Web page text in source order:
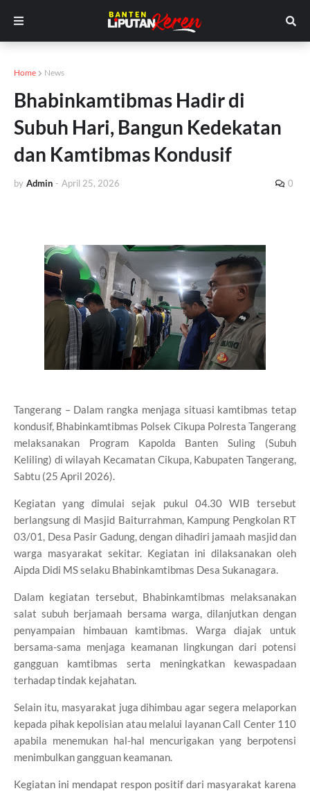
Home News
Bhabinkamtibmas Hadir di
Subuh Hari, Bangun Kedekatan
dan Kamtibmas Kondusif
by Admin - April 25, 2026 0
Tangerang – Dalam rangka menjaga situasi kamtibmas tetap
kondusif, Bhabinkamtibmas Polsek Cikupa Polresta Tangerang
melaksanakan Program Kapolda Banten Suling (Subuh
Keliling) di wilayah Kecamatan Cikupa, Kabupaten Tangerang,
Sabtu (25 April 2026).
Kegiatan yang dimulai sejak pukul 04.30 WIB tersebut
berlangsung di Masjid Baiturrahman, Kampung Pengkolan RT
03/01, Desa Pasir Gadung, dengan dihadiri jamaah masjid dan
warga masyarakat sekitar. Kegiatan ini dilaksanakan oleh
Aipda Didi MS selaku Bhabinkamtibmas Desa Sukanagara.
Dalam kegiatan tersebut, Bhabinkamtibmas melaksanakan
salat subuh berjamaah bersama warga, dilanjutkan dengan
penyampaian himbauan kamtibmas. Warga diajak untuk
bersama-sama menjaga keamanan lingkungan dari potensi
gangguan kamtibmas serta meningkatkan kewaspadaan
terhadap tindak kejahatan.
Selain itu, masyarakat juga dihimbau agar segera melaporkan
kepada pihak kepolisian atau melalui layanan Call Center 110
apabila menemukan hal-hal mencurigakan yang berpotensi
menimbulkan gangguan keamanan.
Kegiatan ini mendapat respon positif dari masyarakat karena